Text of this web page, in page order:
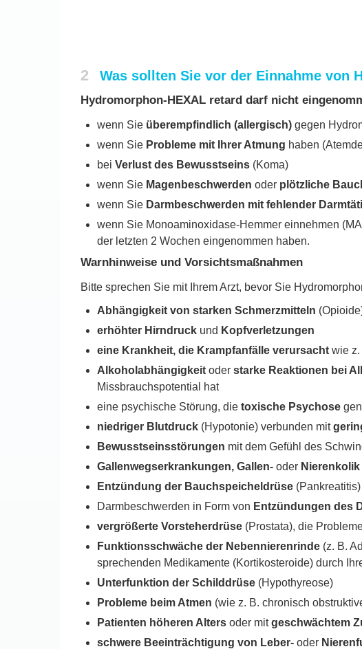
2 Was sollten Sie vor der Einnahme von
Hydromorphon-HEXAL retard darf nicht
wenn Sie überempfindlich (allergisch) gegen
wenn Sie Probleme mit Ihrer Atmung haben
bei Verlust des Bewusstseins (Koma)
wenn Sie Magenbeschwerden oder plötzliche
wenn Sie Darmbeschwerden mit fehlender
wenn Sie Monoaminoxidase-Hemmer einnehmen
der letzten 2 Wochen eingenommen haben.
Warnhinweise und Vorsichtsmaßnahmen
Bitte sprechen Sie mit Ihrem Arzt, bevor Sie
Abhängigkeit von starken Schmerzmitteln
erhöhter Hirndruck und Kopfverletzungen
eine Krankheit, die Krampfanfälle verursacht wie z.
Alkoholabhängigkeit oder starke Reaktionen bei
Missbrauchspotential hat
eine psychische Störung, die toxische Psychose
niedriger Blutdruck (Hypotonie) verbunden mit
Bewusstseinsstörungen mit dem Gefühl des
Gallenwegserkrankungen, Gallen- oder Nierenkolik
Entzündung der Bauchspeicheldrüse (Pankreatitis)
Darmbeschwerden in Form von Entzündungen des
vergrößerte Vorsteherdrüse (Prostata), die
Funktionsschwäche der Nebennierenrinde (z. B.
sprechenden Medikamente (Kortikosteroide) durch
Unterfunktion der Schilddrüse (Hypothyreose)
Probleme beim Atmen (wie z. B. chronisch
Patienten höheren Alters oder mitgeschwächtem
schwere Beeinträchtigung von Leber- oder